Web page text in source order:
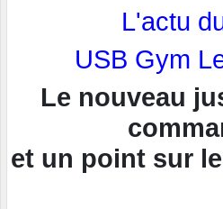
L'actu
USB Gym
Le nouveau
et un point sur